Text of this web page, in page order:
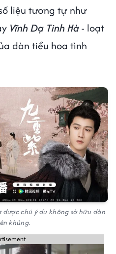
liệu tương tự như
Vĩnh Dạ Tinh Hà- loạt
dàn tiểu hoa tình
được chú ý du không sở hữu dàn
khủng.